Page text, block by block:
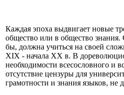
Каждая эпоха выдвигает новые
общество или в общество знания.
бы, должна учиться на своей
XIX - начала XX в. В
необходимости всесословного и
отсутствие цензуры для
грамотности и знания языков,